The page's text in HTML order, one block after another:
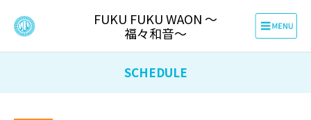
FUKU FUKU WAON 〜
福々和音〜
SCHEDULE